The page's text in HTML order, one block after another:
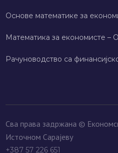
Основе математике за
Математика за економисте –
Рачуноводство са
Сва права задржана ©
Источном Сарајеву
+387 57 226 651